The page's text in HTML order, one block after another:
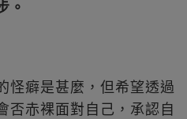
。
怪癖是甚麼，但希望透過
否赤裸面對自己，承認自